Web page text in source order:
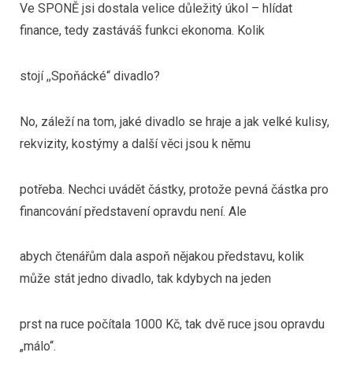
Ve SPONĚ jsi dostala velice důležitý úkol – hlídat
finance, tedy zastáváš funkci ekonoma. Kolik
stojí ,,Spoňácké“ divadlo?
No, záleží na tom, jaké divadlo se hraje a jak velké kulisy,
rekvizity, kostýmy a další věci jsou k němu
potřeba. Nechci uvádět částky, protože pevná částka pro
financování představení opravdu není. Ale
abych čtenářům dala aspoň nějakou představu, kolik
může stát jedno divadlo, tak kdybych na jeden
prst na ruce počítala 1000 Kč, tak dvě ruce jsou opravdu
„málo“.